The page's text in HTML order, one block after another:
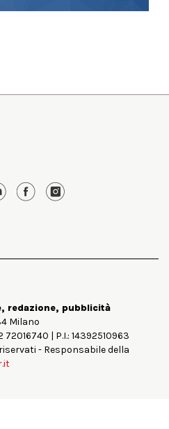
redazione, pubblicità
Milano
| P.I.: 14392510963
- Responsabile della